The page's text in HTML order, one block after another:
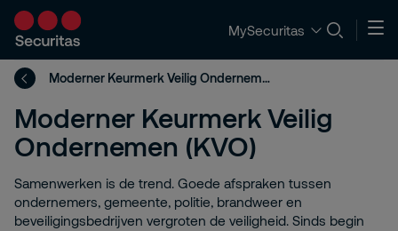
MySecuritas
Moderner Keurmerk Veilig Ondernemen (KVO)
Moderner Keurmerk Veilig
Ondernemen (KVO)
Samenwerken is de trend. Goede afspraken tussen
ondernemers, gemeente, politie, brandweer en
beveiligingsbedrijven vergroten de veiligheid. Sinds begin